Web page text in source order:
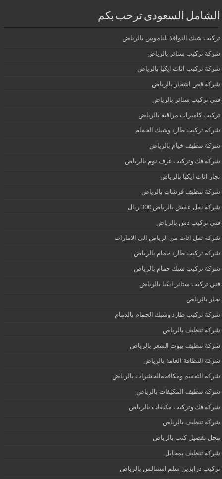
الشامل السعودى ترحب بكم
تركيب شبك النوافذ للناموس بالرياض
شركة تركيب ستائر بالرياض
شركة تركيب اثاث ايكيا بالرياض
شركة قص اشجار بالرياض
فني تركيب ستائر بالرياض
تركيب كاميرات مراقبة بالرياض
شركة تركيب طارد وشبك الحمام
شركة تنظيف خيام بالرياض
شركة فك وتركيب غرف نوم بالرياض
نجار اثاث ايكيا بالرياض
شركة تنظيف فرشات بالرياض
شركة نقل عفش بالرياض 300 ريال
فني تركيب دش بالرياض
شركة نقل اثاث من الرياض الى الامارات
شركة تركيب طارد حمام بالرياض
شركة تركيب شبك حمام بالرياض
فني تركيب ستائر ايكيا بالرياض
نجار بالرياض
شركة تركيب طارد وشبك الحمام بالدمام
شركة تنظيف بالرياض
شركة تنظيف بيوت الشعر بالرياض
شركة النظافة العامة بالرياض
شركة التعقيم ومكافحةالحشرات بالرياض
شركه تنظيف المكيفات بالرياض
شركة فك وتركيب مكيفات بالرياض
شركه تنظيف بالرياض
محل تفصيل كنب بالرياض
شركة تنظيف بمحايل
تركيب درابزين سلم استنالس بالرياض